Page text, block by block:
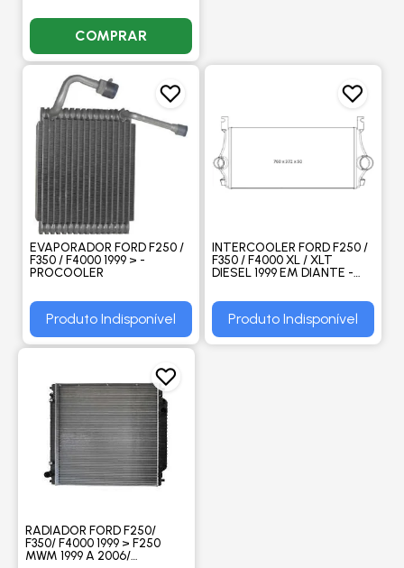
COMPRAR
EVAPORADOR FORD F250 /
F350 / F4000 1999 > -
PROCOOLER
Produto Indisponível
INTERCOOLER FORD F250 /
F350 / F4000 XL / XLT
DIESEL 1999 EM DIANTE -
Produto Indisponível
RADIADOR FORD F250/
F350/ F4000 1999 > F250
MWM 1999 A 2006/